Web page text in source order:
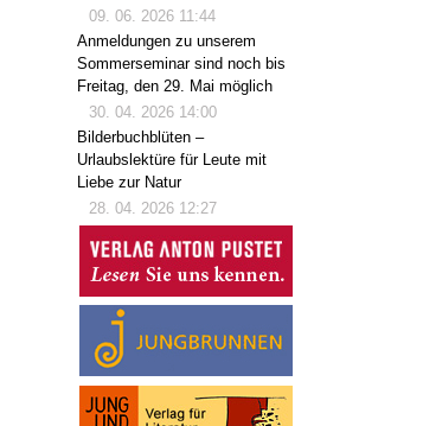
09. 06. 2026 11:44
Anmeldungen zu unserem
Sommerseminar sind noch bis
Freitag, den 29. Mai möglich
30. 04. 2026 14:00
Bilderbuchblüten –
Urlaubslektüre für Leute mit
Liebe zur Natur
28. 04. 2026 12:27